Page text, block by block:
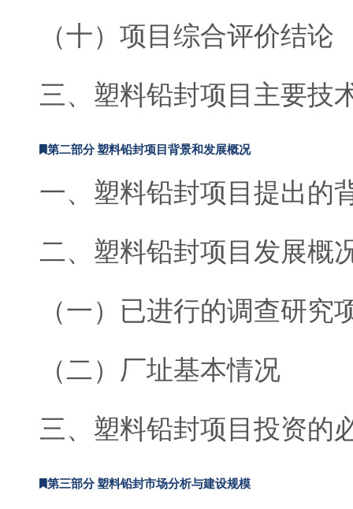
（十）项目综合评价结论
三、塑料铅封项目主要技
第二部分 塑料铅封项目背景和发展概况
一、塑料铅封项目提出的
二、塑料铅封项目发展概
（一）已进行的调查研究
（二）厂址基本情况
三、塑料铅封项目投资的
第三部分 塑料铅封市场分析与建设规模